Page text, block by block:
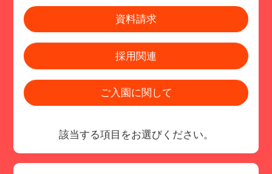
資料請求
採用関連
ご入園に関して
該当する項目をお選びください。